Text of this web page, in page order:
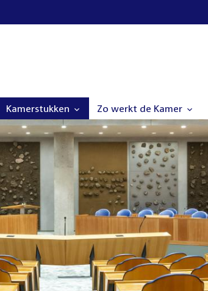
Kamerstukken Zo werkt de Kamer